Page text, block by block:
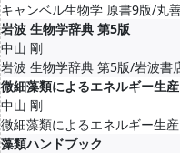
キャンベル生物学 原書9版/丸
岩波 生物学辞典 第5版
中山 剛
岩波 生物学辞典 第5版/岩波書
微細藻類によるエネルギー生
中山 剛
微細藻類によるエネルギー生
藻類ハンドブック